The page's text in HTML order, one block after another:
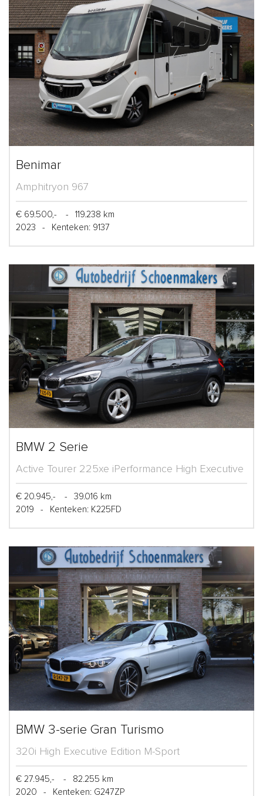
Benimar
Amphitryon 967
€ 69.500,- -
119.238 km
2023
- Kenteken: 9137
BMW 2 Serie
Active Tourer 225xe iPerformance High Executive
€ 20.945,- -
39.016 km
2019
- Kenteken: K225FD
BMW 3-serie Gran Turismo
320i High Executive Edition M-Sport
€ 27.945,- -
82.255 km
2020
- Kenteken: G247ZP